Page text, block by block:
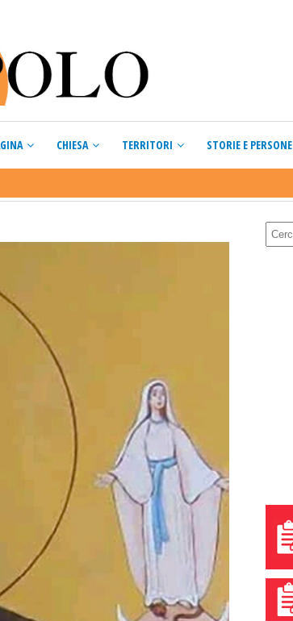
CHIESA TERRITORI STORIE E PERSONE